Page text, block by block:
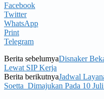
Facebook
Twitter
WhatsApp
Print
Telegram
Berita sebelumyaDisnaker
Lewat SIP Kerja
Berita berikutnyaJadwal
Soetta Dimajukan Pada 10